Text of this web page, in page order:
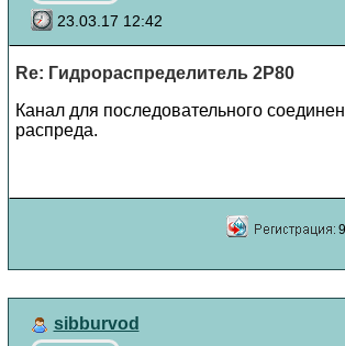
23.03.17 12:42
Re: Гидрораспределитель 2Р80
Канал для последовательного
распреда.
sibburvod